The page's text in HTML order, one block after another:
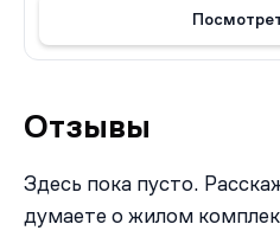
Отзывы
Здесь пока пусто.
думаете о жилом